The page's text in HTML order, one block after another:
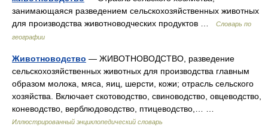
занимающаяся разведением сельскохозяйственных животных
для производства животноводческих продуктов …
Словарь по
географии
Животноводство — ЖИВОТНОВОДСТВО, разведение
сельскохозяйственных животных для производства главным
образом молока, мяса, яиц, шерсти, кожи; отрасль сельского
хозяйства. Включает скотоводство, свиноводство, овцеводство,
коневодство, верблюдоводство, птицеводство,… …
Иллюстрированный энциклопедический словарь